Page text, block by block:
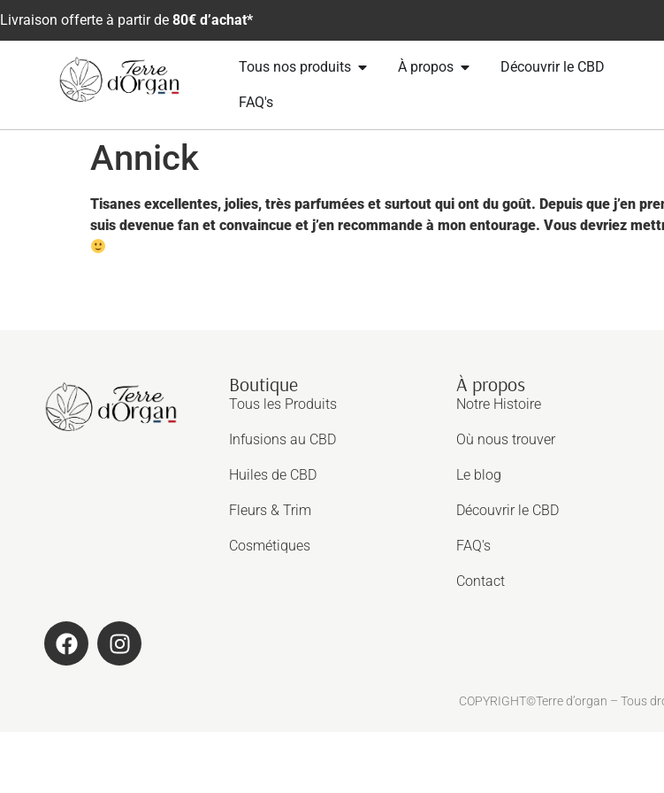
Livraison offerte à partir de 80€ d’achat*
Tous nos produits À propos Découvrir le CBD
FAQ's
Annick
Tisanes excellentes, jolies, très parfumées et surtout qui ont du goût. Depuis que j’en
suis devenue fan et convaincue et j’en recommande à mon entourage. Vous devriez
Boutique
Tous les Produits
Infusions au CBD
Huiles de CBD
Fleurs & Trim
Cosmétiques
À propos
Notre Histoire
Où nous trouver
Le blog
Découvrir le CBD
FAQ's
Contact
COPYRIGHT©Terre d’organ – Tous